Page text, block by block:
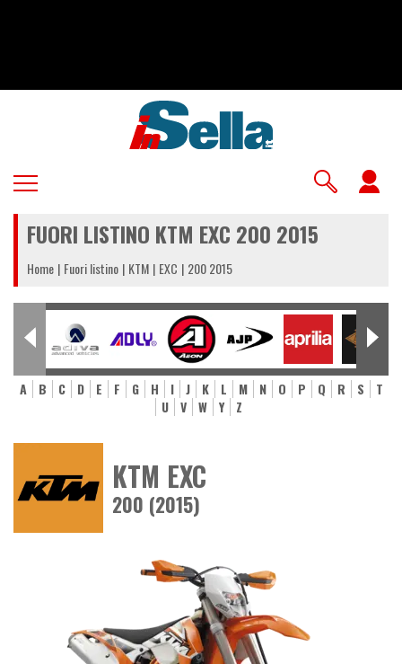
FUORI LISTINO KTM EXC 200 2015
Home Fuori listino KTM EXC 200 2015
A B C D E F G H I J K L M N O P Q R S
T
U
V W Y Z
KTM EXC
200 (2015)